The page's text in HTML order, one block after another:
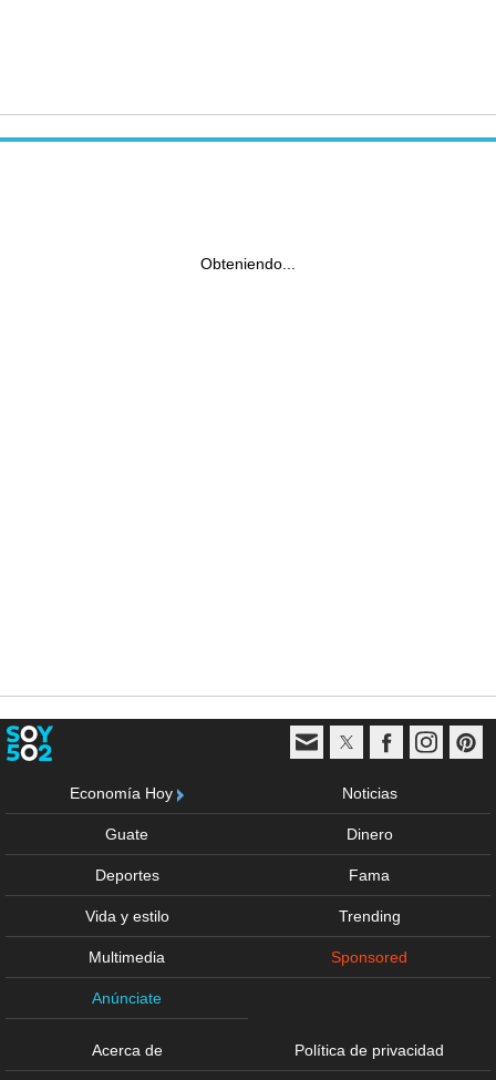
Obteniendo...
Economía Hoy Noticias
Guate Dinero
Deportes Fama
Vida y estilo Trending
Multimedia Sponsored
Anúnciate
Acerca de Política de privacidad